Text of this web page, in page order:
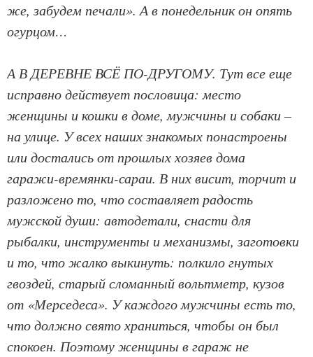
же, забудем печали». А в понедельник он опять
огурцом…
А В ДЕРЕВНЕ ВСЁ ПО-ДРУГОМУ. Тут все еще
исправно действует пословица: место
женщины и кошки в доме, мужчины и собаки –
на улице. У всех наших знакомых понастроены
или достались от прошлых хозяев дома
гаражи-времянки-сараи. В них висит, торчит и
разложено то, что составляет радость
мужской души: автодетали, снасти для
рыбалки, инструменты и механизмы, заготовки
и то, что жалко выкинуть: полкило гнутых
гвоздей, старый сломанный вольтметр, кузов
от «Мерседеса». У каждого мужчины есть то,
что должно свято храниться, чтобы он был
спокоен. Поэтому женщины в гараж не